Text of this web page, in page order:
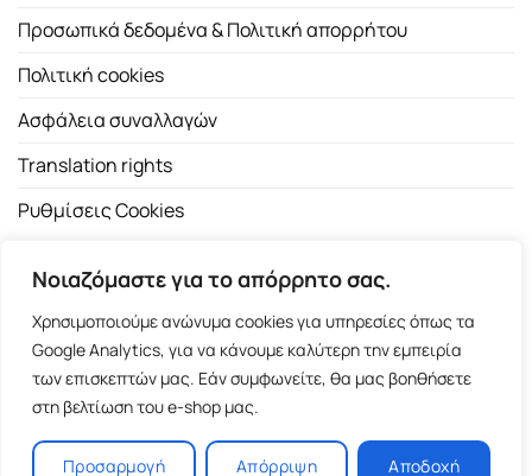
Νοιαζόμαστε για το απόρρητο σας.
Χρησιμοποιούμε ανώνυμα cookies για υπηρεσίες όπως τα
Google Analytics, για να κάνουμε καλύτερη την εμπειρία
των επισκεπτών μας. Εάν συμφωνείτε, θα μας βοηθήσετε
στη βελτίωση του e-shop μας.
Προσαρμογή Απόρριψη Αποδοχή
Προσωπικά δεδομένα & Πολιτική απορρήτου
Πολιτική cookies
Ασφάλεια συναλλαγών
Translation rights
Ρυθμίσεις Cookies
Copyright 2026 ©Εκδοτικός Οίκος Α.Α. Λιβάνη| All rights
reserved.
Σόλωνος 98, 10680 Αθήνα | Τ:2103661200- F: 2103617791